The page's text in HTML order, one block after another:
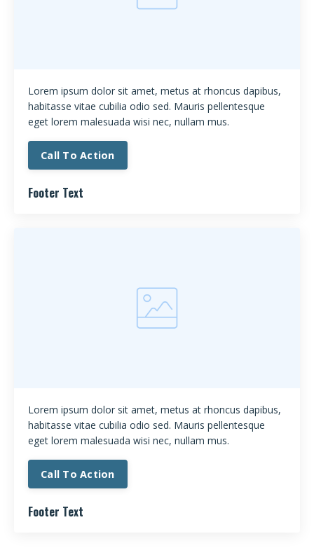
Lorem ipsum dolor sit amet, metus at rhoncus dapibus,
habitasse vitae cubilia odio sed. Mauris pellentesque
eget lorem malesuada wisi nec, nullam mus.
Call To Action
Footer Text
Lorem ipsum dolor sit amet, metus at rhoncus dapibus,
habitasse vitae cubilia odio sed. Mauris pellentesque
eget lorem malesuada wisi nec, nullam mus.
Call To Action
Footer Text